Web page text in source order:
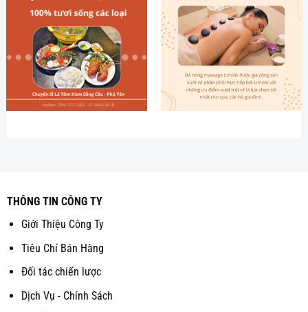
THÔNG TIN CÔNG TY
Giới Thiệu Công Ty
Tiêu Chí Bán Hàng
Đối tác chiến lược
Dịch Vụ - Chính Sách